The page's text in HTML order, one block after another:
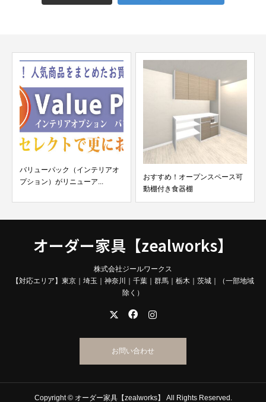
バリューパック（インテリアオ
プション）がリニューア...
おすすめ！オープンスペース可
動棚付き食器棚
オーダー家具【zealworks】
株式会社ジールワークス
【対応エリア】東京｜埼玉｜神奈川｜千葉｜群馬｜栃木｜茨城｜（一部地域
除く）
お問い合わせ
Copyright © オーダー家具【zealworks】 All Rights Reserved.